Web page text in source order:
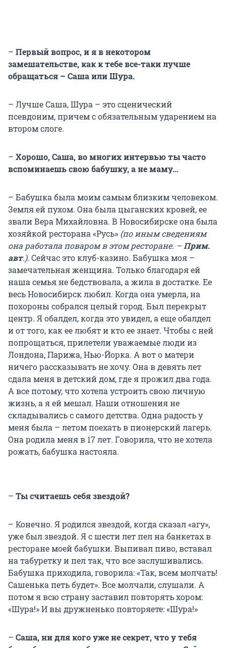
– Первый вопрос, и я в некотором
замешательстве, как к тебе все-таки лучше
обращаться – Саша или Шура.
– Лучше Саша, Шура – это сценический
псевдоним, причем с обязательным ударением на
втором слоге.
– Хорошо, Саша, во многих интервью ты часто
вспоминаешь свою бабушку, а не маму…
– Бабушка была моим самым близким человеком.
Земля ей пухом. Она была цыганских кровей, ее
звали Вера Михайловна. В Новосибирске она была
хозяйкой ресторана «Русь» (по иным сведениям
она работала поваром в этом ресторане. –Прим.
авт.). Сейчас это клуб-казино. Бабушка моя –
замечательная женщина. Только благодаря ей
наша семья не бедствовала, а жила в достатке. Ее
весь Новосибирск любил. Когда она умерла, на
похороны собрался целый город. Был перекрыт
центр. Я обалдел, когда это увидел, а еще обалдел
и от того, как ее любят и кто ее знает. Чтобы с ней
попрощаться, прилетели уважаемые люди из
Лондона, Парижа, Нью-Йорка. А вот о матери
ничего рассказывать не хочу. Она в девять лет
сдала меня в детский дом, где я прожил два года.
А все потому, что хотела устроить свою личную
жизнь, а я ей мешал. Наши отношения не
складывались с самого детства. Одна радость у
меня была – летом поехать в пионерский лагерь.
Она родила меня в 17 лет. Говорила, что не хотела
рожать, бабушка настояла.
– Ты считаешь себя звездой?
– Конечно. Я родился звездой, когда сказал «агу»,
уже был звездой. Я с шести лет пел на банкетах в
ресторане моей бабушки. Выпивал пиво, вставал
на табуретку и пел так, что все заслушивались.
Бабушка приходила, говорила: «Так, всем молчать!
Сашенька петь будет». Все молчали, слушали. А
потом я всю страну заставил повторять хором:
«Шура!» И вы дружненько повторяете: «Шура!»
– Саша, ни для кого уже не секрет, что у тебя